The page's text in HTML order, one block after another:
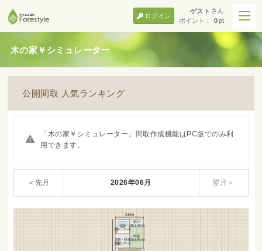
ゲスト さん
ポイント：
0pt
ログイン
木の家￥シミュレーター
公開間取 人気ランキング
「木の家￥シミュレーター」間取作成機能はPC版でのみ利
用できます。
＜先月 2026年06月 翌月＞